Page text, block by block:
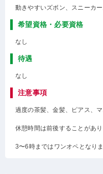
動きやすいズボン、スニーカー
希望資格・必要資格
なし
待遇
なし
注意事項
過度の茶髪、金髪、ピアス、
休憩時間は前後することがあり
3〜6時まではワンオペとなりま